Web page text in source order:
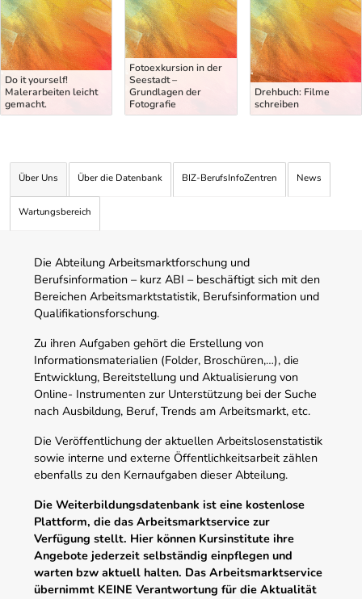
Do it yourself!
Malerarbeiten leicht
gemacht.
Fotoexkursion in der
Seestadt –
Grundlagen der
Fotografie
Drehbuch: Filme
schreiben
Über Uns Über die Datenbank BIZ-BerufsInfoZentren News
Wartungsbereich
Die Abteilung Arbeitsmarktforschung und
Berufsinformation – kurz ABI – beschäftigt sich mit den
Bereichen Arbeitsmarktstatistik, Berufsinformation und
Qualifikationsforschung.
Zu ihren Aufgaben gehört die Erstellung von
Informationsmaterialien (Folder, Broschüren,…), die
Entwicklung, Bereitstellung und Aktualisierung von
Online- Instrumenten zur Unterstützung bei der Suche
nach Ausbildung, Beruf, Trends am Arbeitsmarkt, etc.
Die Veröffentlichung der aktuellen Arbeitslosenstatistik
sowie interne und externe Öffentlichkeitsarbeit zählen
ebenfalls zu den Kernaufgaben dieser Abteilung.
Die Weiterbildungsdatenbank ist eine kostenlose
Plattform, die das Arbeitsmarktservice zur
Verfügung stellt. Hier können Kursinstitute ihre
Angebote jederzeit selbständig einpflegen und
warten bzw aktuell halten. Das Arbeitsmarktservice
übernimmt KEINE Verantwortung für die Aktualität